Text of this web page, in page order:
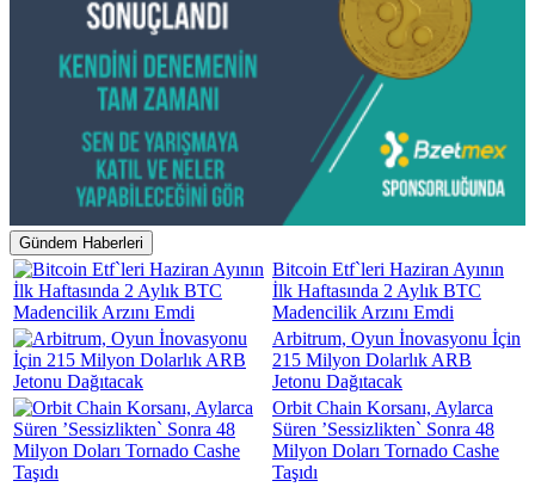
Gündem Haberleri
Bitcoin Etf`leri Haziran Ayının
İlk Haftasında 2 Aylık BTC
Madencilik Arzını Emdi
Arbitrum, Oyun İnovasyonu İçin
215 Milyon Dolarlık ARB
Jetonu Dağıtacak
Orbit Chain Korsanı, Aylarca
Süren ’Sessizlikten` Sonra 48
Milyon Doları Tornado Cashe
Taşıdı